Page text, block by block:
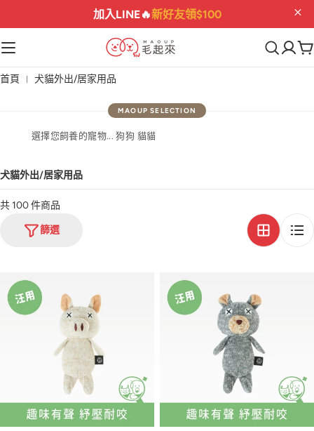
加入LINE🔥新好友領$100
購
物
首頁 犬貓外出/居家用品
選擇您飼養的寵物... 狗狗 貓貓
犬貓外出/居家用品
共 100 件商品
篩選